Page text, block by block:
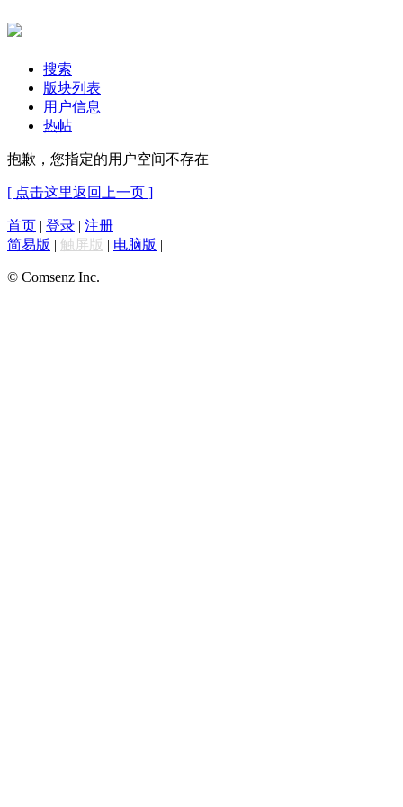
搜索
版块列表
用户信息
热帖
抱歉，您指定的用户空间不存在
[ 点击这里返回上一页 ]
首页 | 登录 | 注册
简易版 | 触屏版 | 电脑版 |
© Comsenz Inc.